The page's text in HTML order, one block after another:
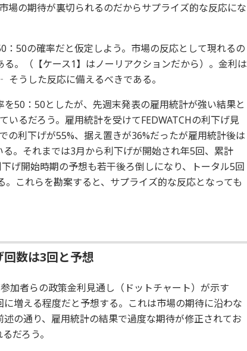
場の期待が裏切られるのだからサプライズ的な反応にな
：50の確率だと仮定しよう。市場の反応として現れるの
。（【ケース1】はノーリアクションだから）。金利は
うした反応に備えるべきである。
50：50としたが、先週末発表の雇用統計が強い結果と
いるだろう。雇用統計を受けてFEDWATCHの利下げ見
の利下げが55%、据え置きが36%だったが雇用統計後は
。それまでは3月から利下げが開始され年5回、累計
げ開始時期の予想も若干後ろ倒しになり、トータル5回
これらを勘案すると、サプライズ的な反応となっても
回数は3回と予想
加者らの政策金利見通し（ドットチャート）が示す
増える程度だと予想する。これは市場の期待に沿わな
の通り、雇用統計の結果で過度な期待が修正されてお
だろう。